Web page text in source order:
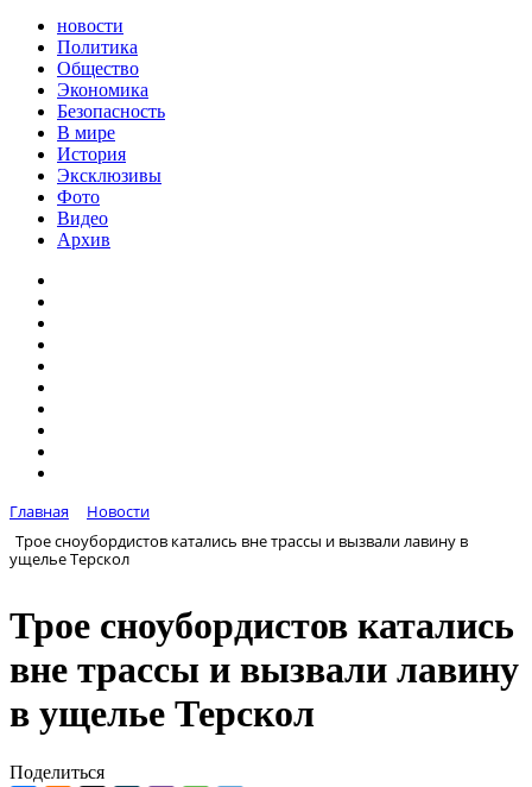
новости
Политика
Общество
Экономика
Безопасность
В мире
История
Эксклюзивы
Фото
Видео
Архив
Главная
Новости
Трое сноубордистов катались вне трассы и вызвали лавину в
ущелье Терскол
Трое сноубордистов катались
вне трассы и вызвали лавину
в ущелье Терскол
Поделиться